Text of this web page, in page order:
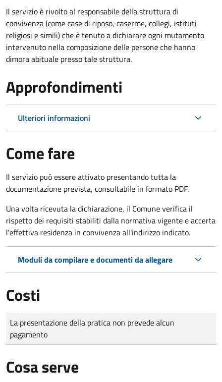
Il servizio è rivolto al responsabile della struttura di
convivenza (come case di riposo, caserme, collegi, istituti
religiosi e simili) che è tenuto a dichiarare ogni mutamento
intervenuto nella composizione delle persone che hanno
dimora abituale presso tale struttura.
Approfondimenti
Ulteriori informazioni
Come fare
Il servizio può essere attivato presentando tutta la
documentazione prevista, consultabile in formato PDF.
Una volta ricevuta la dichiarazione, il Comune verifica il
rispetto dei requisiti stabiliti dalla normativa vigente e accerta
l'effettiva residenza in convivenza all'indirizzo indicato.
Moduli da compilare e documenti da allegare
Costi
Tipo di pagamento
Importo
La presentazione della pratica non prevede alcun
pagamento
Cosa serve